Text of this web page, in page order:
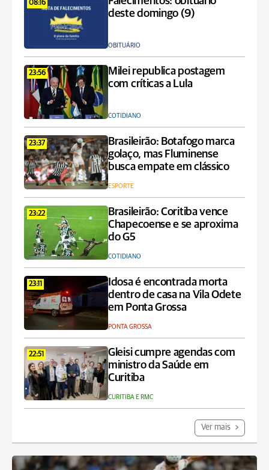
08:16
deste domingo (9)
OBITUÁRIO
23:56
Milei republica postagem
com críticas a Lula
COTIDIANO
23:37
Brasileirão: Botafogo marca
golaço, mas Fluminense
busca empate em clássico
ESPORTE
23:22
Brasileirão: Coritiba vence
Chapecoense e se aproxima
do G5
COTIDIANO
23:11
Idosa é encontrada morta
dentro de casa na Vila Odete
em Ponta Grossa
PONTA GROSSA
22:51
Gleisi cumpre agendas com
ministro da Saúde em
Curitiba
CURITIBA E RMC
Ver mais